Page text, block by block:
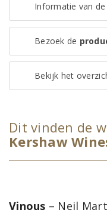
Informatie van de
Bezoek de
Bekijk het
Dit vinden de
Kershaw
Vinous – Neil